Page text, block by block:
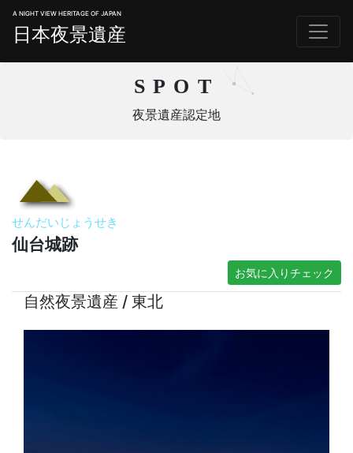
A NIGHT VIEW HERITAGE OF JAPAN
日本夜景遺産
SPOT
夜景遺産認定地
せんだいじょうせき
仙台城跡
お気に入りチェック
自然夜景遺産 / 東北